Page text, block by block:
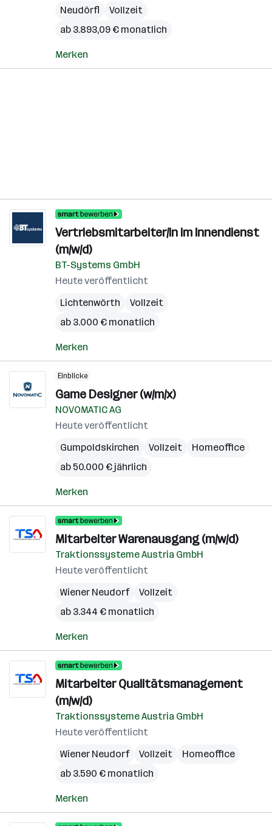
Neudörfl
Vollzeit
ab 3.893,09 € monatlich
Merken
Vertriebsmitarbeiter/in im Innendienst
(m/w/d)
BT-Systems GmbH
Heute veröffentlicht
Lichtenwörth
Vollzeit
ab 3.000 € monatlich
Merken
Einblicke
Game Designer (w/m/x)
NOVOMATIC AG
Heute veröffentlicht
Gumpoldskirchen
Vollzeit
Homeoffice
ab 50.000 € jährlich
Merken
Mitarbeiter Warenausgang (m/w/d)
Traktionssysteme Austria GmbH
Heute veröffentlicht
Wiener Neudorf
Vollzeit
ab 3.344 € monatlich
Merken
Mitarbeiter Qualitätsmanagement
(m/w/d)
Traktionssysteme Austria GmbH
Heute veröffentlicht
Wiener Neudorf
Vollzeit
Homeoffice
ab 3.590 € monatlich
Merken